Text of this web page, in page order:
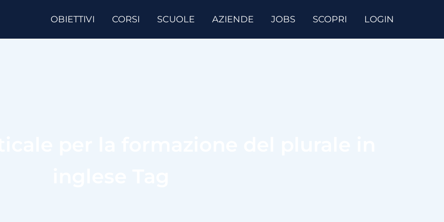
OBIETTIVI CORSI SCUOLE AZIENDE JOBS SCOPRI LOGIN